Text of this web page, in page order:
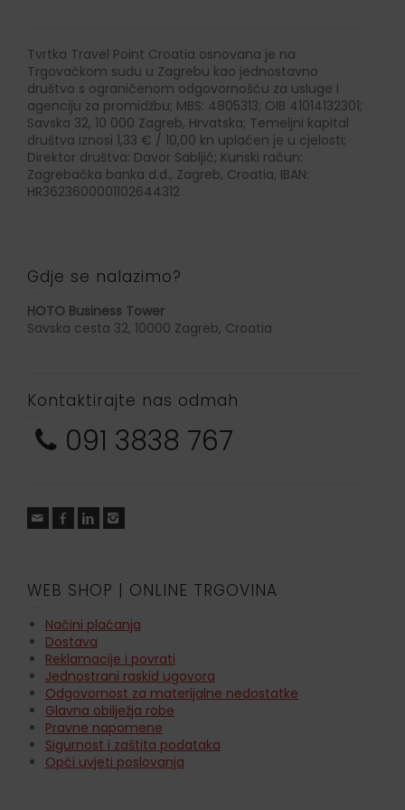
Tvrtka Travel Point Croatia osnovana je na
Trgovačkom sudu u Zagrebu kao jednostavno
društvo s ograničenom odgovornošću za usluge i
agenciju za promidžbu; MBS: 4805313; OIB 41014132301;
Savska 32, 10 000 Zagreb, Hrvatska; Temeljni kapital
društva iznosi 1,33 € / 10,00 kn uplaćen je u cjelosti;
Direktor društva: Davor Sabljić; Kunski račun:
Zagrebačka banka d.d., Zagreb, Croatia, IBAN:
HR3623600001102644312
Gdje se nalazimo?
HOTO Business Tower
Savska cesta 32, 10000 Zagreb, Croatia
Kontaktirajte nas odmah
091 3838 767
WEB SHOP | ONLINE TRGOVINA
Načini plaćanja
Dostava
Reklamacije i povrati
Jednostrani raskid ugovora
Odgovornost za materijalne nedostatke
Glavna obilježja robe
Pravne napomene
Sigurnost i zaštita podataka
Opći uvjeti poslovanja